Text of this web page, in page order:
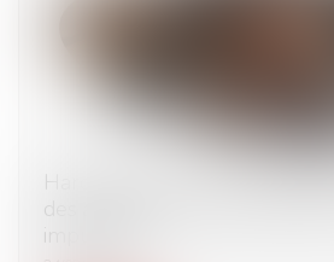
Harcèlement moral : l’absence
des agissements de
imputable